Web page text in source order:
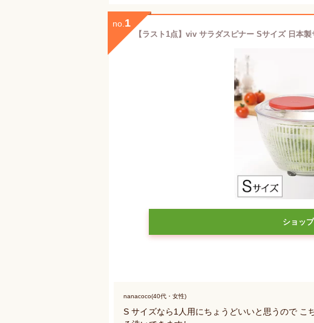
no. 1
ショッ
nanacoco(40代・女性)
S サイズなら1人用にちょうどいいと思うので こ